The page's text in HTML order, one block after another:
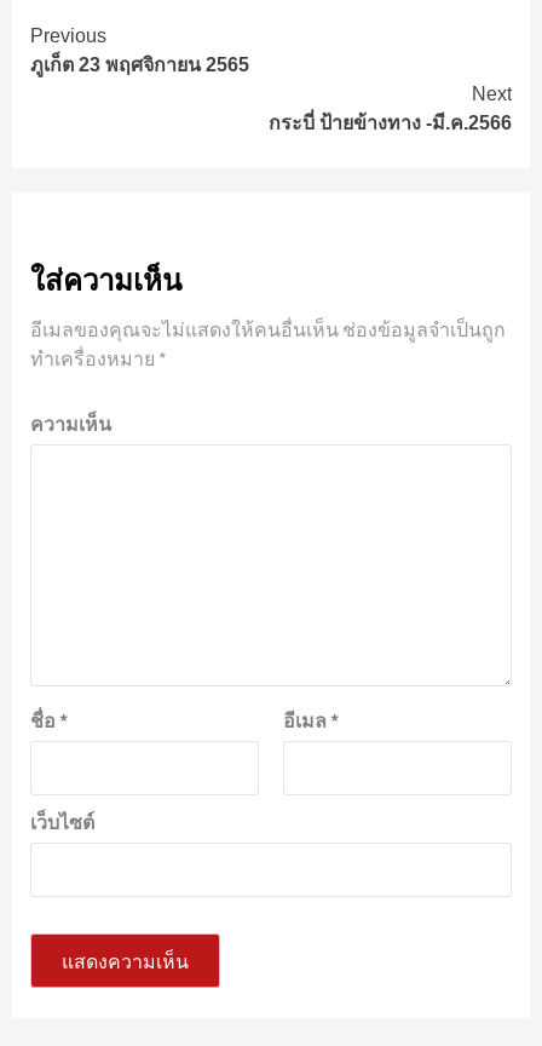
Continue
Reading
Previous
ภูเก็ต 23 พฤศจิกายน 2565
Next
กระบี่ ป้ายข้างทาง -มี.ค.2566
ใส่ความเห็น
อีเมลของคุณจะไม่แสดงให้คนอื่นเห็น ช่องข้อมูลจำเป็นถูก
ทำเครื่องหมาย *
ความเห็น
ชื่อ * อีเมล *
เว็บไซต์